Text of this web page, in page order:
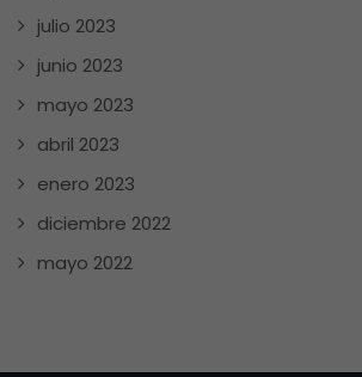
julio 2023
junio 2023
mayo 2023
abril 2023
enero 2023
diciembre 2022
mayo 2022